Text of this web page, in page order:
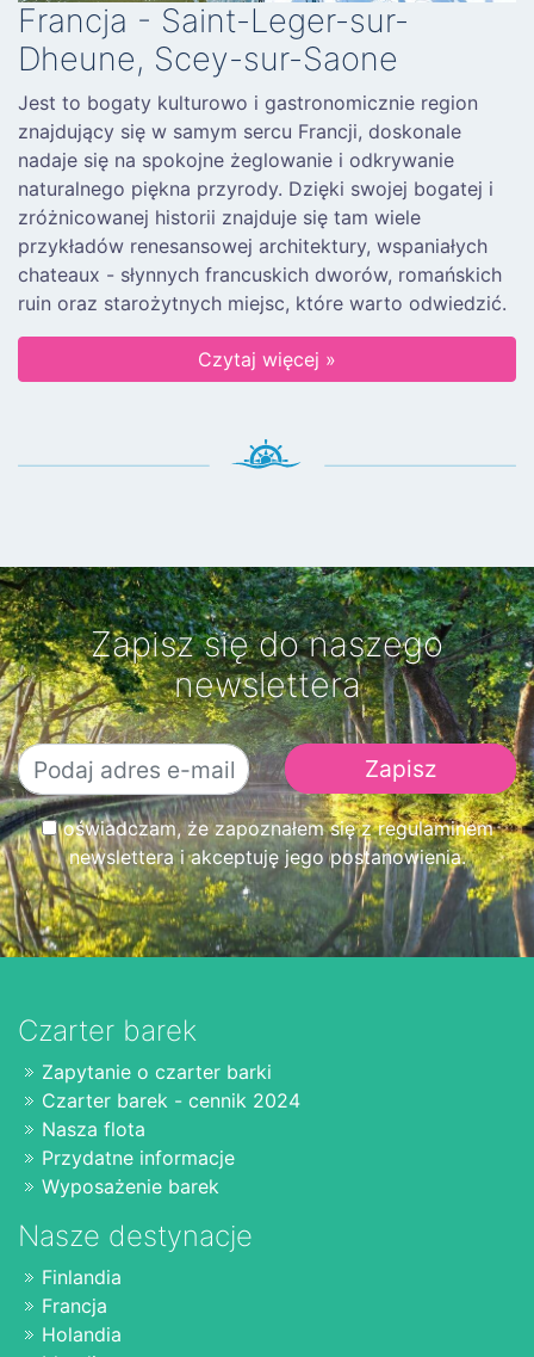
Francja - Saint-Leger-sur-
Dheune, Scey-sur-Saone
Jest to bogaty kulturowo i gastronomicznie region
znajdujący się w samym sercu Francji, doskonale
nadaje się na spokojne żeglowanie i odkrywanie
naturalnego piękna przyrody. Dzięki swojej bogatej i
zróżnicowanej historii znajduje się tam wiele
przykładów renesansowej architektury, wspaniałych
chateaux - słynnych francuskich dworów, romańskich
ruin oraz starożytnych miejsc, które warto odwiedzić.
Czytaj więcej »
Zapisz się do naszego
newslettera
oświadczam, że zapoznałem się z regulaminem
newslettera i akceptuję jego postanowienia.
Czarter barek
Zapytanie o czarter barki
Czarter barek - cennik 2024
Nasza flota
Przydatne informacje
Wyposażenie barek
Nasze destynacje
Finlandia
Francja
Holandia